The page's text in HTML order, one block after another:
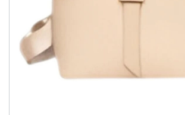
Сумки детские
Рюкзаки школьные